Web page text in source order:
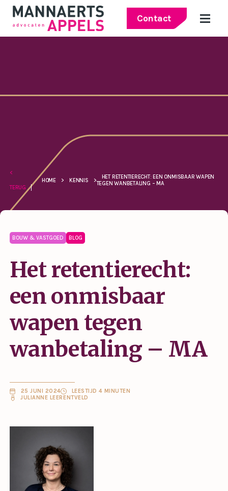
Contact
<
TERUG
HOME > KENNIS >
HET RETENTIERECHT: EEN ONMISBAAR WAPEN
TEGEN WANBETALING – MA
BOUW & VASTGOED BLOG
Het retentierecht:
een onmisbaar
wapen tegen
wanbetaling – MA
25 JUNI 2024
LEESTIJD 4 MINUTEN
JULIANNE LEERENTVELD